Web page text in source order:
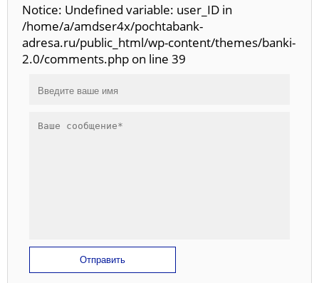
Notice: Undefined variable: user_ID in
/home/a/amdser4x/pochtabank-
adresa.ru/public_html/wp-content/themes/banki-
2.0/comments.php on line 39
Отправить